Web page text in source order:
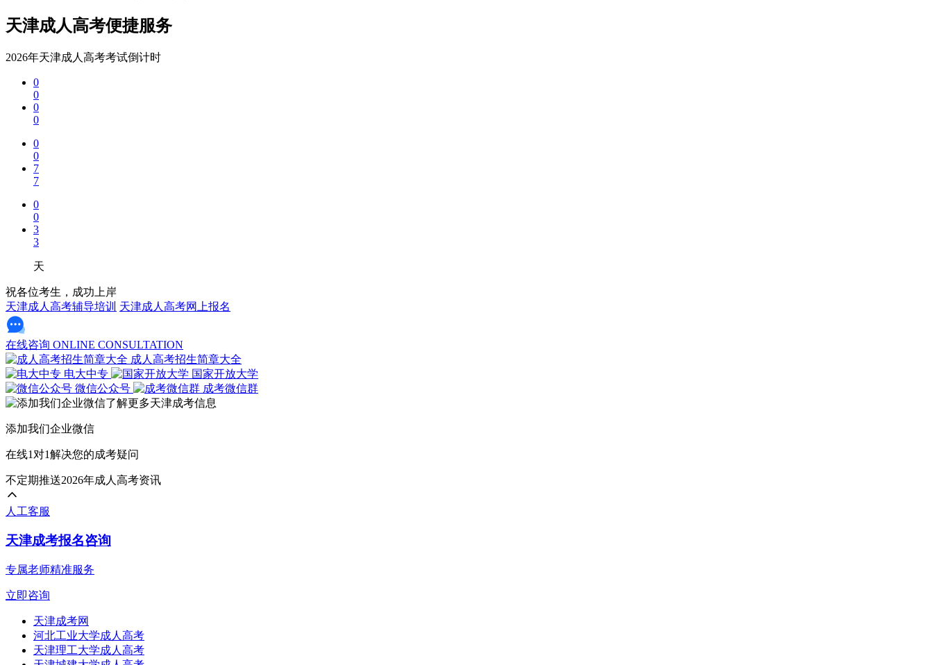
天津成人高考便捷服务
2026年天津成人高考考试倒计时
0
0
0
0
0
0
7
7
0
0
3
3
天
祝各位考生，成功上岸
天津成人高考辅导培训 天津成人高考网上报名
在线咨询 ONLINE CONSULTATION
成人高考招生简章大全
电大中专
国家开放大学
微信公众号
成考微信群
添加我们企业微信
在线1对1解决您的成考疑问
不定期推送2026年成人高考资讯
人工客服
天津成考报名咨询
专属老师精准服务
立即咨询
天津成考网
河北工业大学成人高考
天津理工大学成人高考